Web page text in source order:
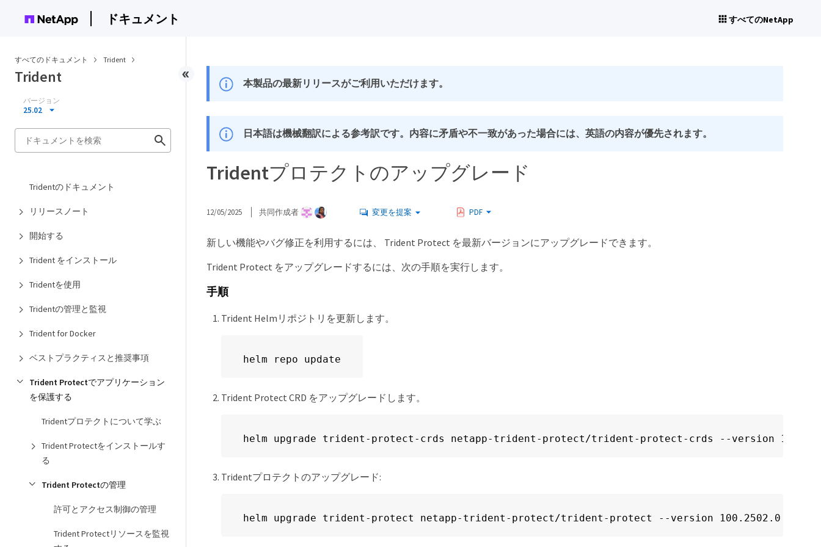
ドキュメント すべてのNetApp
すべてのドキュメント Trident
Trident
バージョン
25.02
Tridentのドキュメント
リリースノート
開始する
Trident をインストール
Tridentを使用
Tridentの管理と監視
Trident for Docker
ベストプラクティスと推奨事項
Trident Protectでアプリケーション
を保護する
Tridentプロテクトについて学ぶ
Trident Protectをインストールす
る
Trident Protectの管理
許可とアクセス制御の管理
Trident Protectリソースを監視
本製品の最新リリースがご利用いただけます。
日本語は機械翻訳による参考訳です。内容に矛盾や不一致があった場合には、英語の内容が優先されます。
Tridentプロテクトのアップグレード
12/05/2025 共同作成者 変更を提案 PDF
新しい機能やバグ修正を利用するには、 Trident Protect を最新バージョンにアップグレードできます。
Trident Protect をアップグレードするには、次の手順を実行します。
手順
Trident Helmリポジトリを更新します。
helm repo update
Trident Protect CRD をアップグレードします。
helm upgrade trident-protect-crds netapp-trident-protect/trident-protect-crds --version
Tridentプロテクトのアップグレード:
helm upgrade trident-protect netapp-trident-protect/trident-protect --version 100.2502.0 --